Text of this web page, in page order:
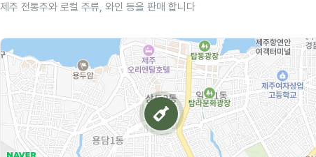
제주 전통주와 로컬 주류, 와인 등을 판매 합니다